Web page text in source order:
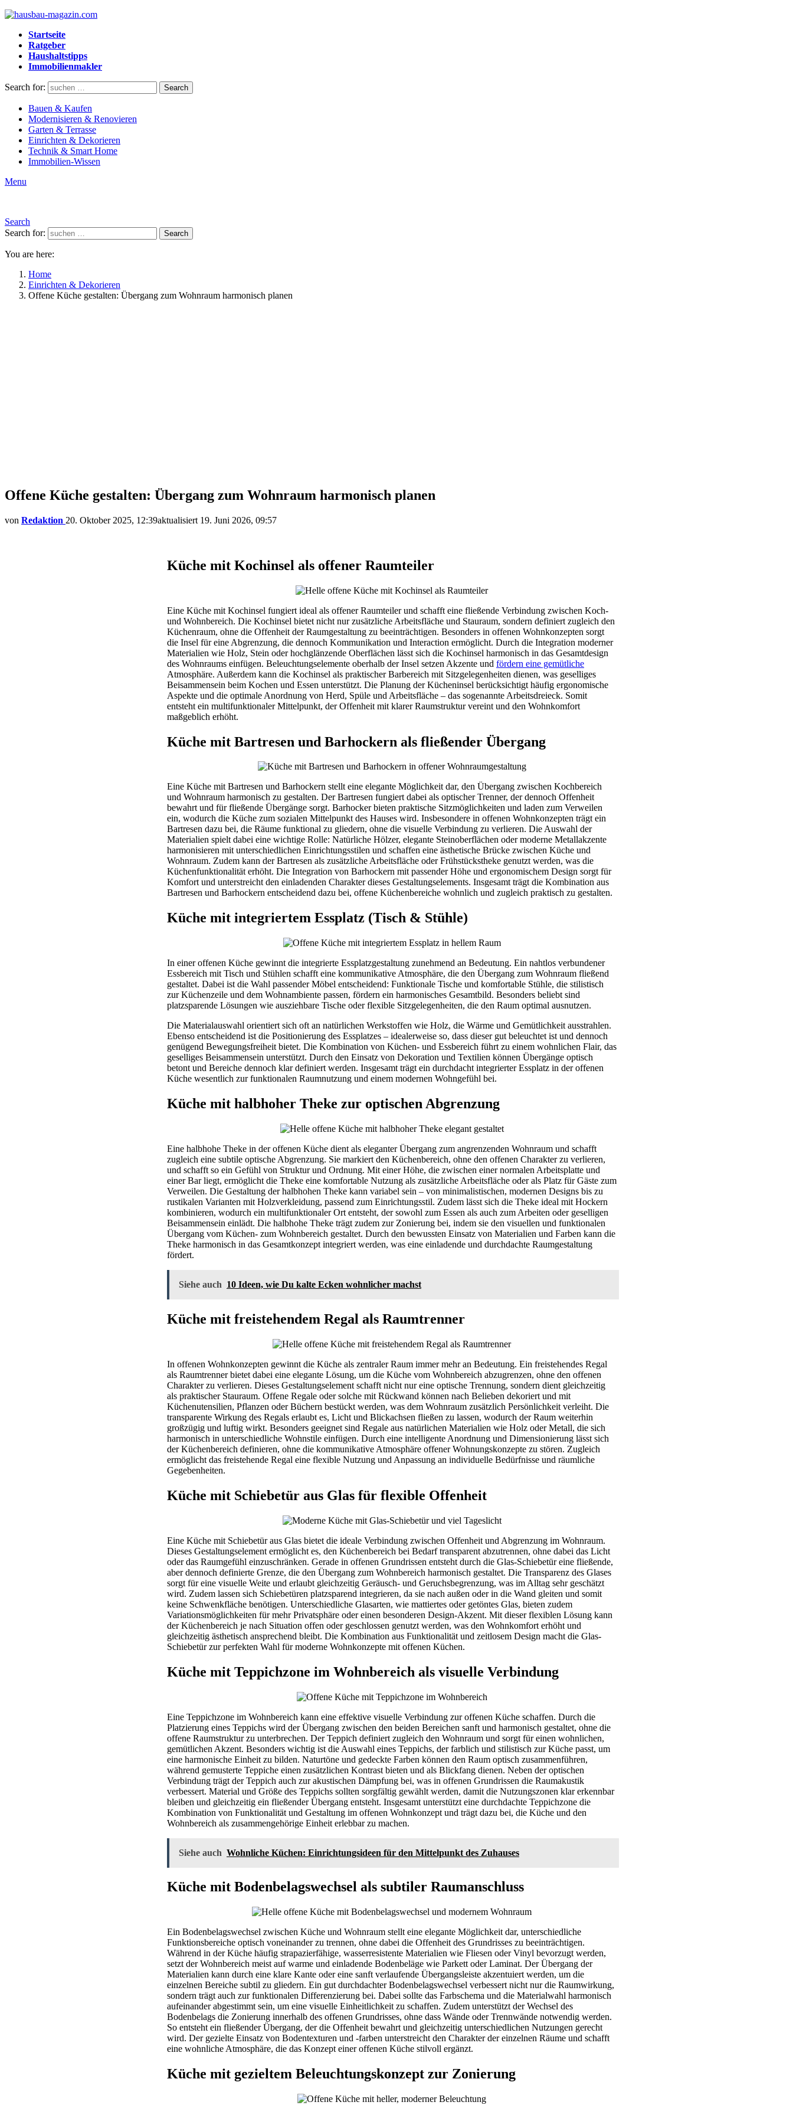
Startseite
Ratgeber
Haushaltstipps
Immobilienmakler
Search for: Search
Bauen & Kaufen
Modernisieren & Renovieren
Garten & Terrasse
Einrichten & Dekorieren
Technik & Smart Home
Immobilien-Wissen
Menu
Search
Search for:
Search
You are here:
Home
Einrichten & Dekorieren
Offene Küche gestalten: Übergang zum Wohnraum harmonisch planen
Offene Küche gestalten: Übergang zum Wohnraum harmonisch planen
von Redaktion 20. Oktober 2025, 12:39aktualisiert 19. Juni 2026, 09:57
Küche mit Kochinsel als offener Raumteiler
Eine Küche mit Kochinsel fungiert ideal als offener Raumteiler und schafft eine fließende Verbindung zwischen Koch-
und Wohnbereich. Die Kochinsel bietet nicht nur zusätzliche Arbeitsfläche und Stauraum, sondern definiert zugleich den
Küchenraum, ohne die Offenheit der Raumgestaltung zu beeinträchtigen. Besonders in offenen Wohnkonzepten sorgt
die Insel für eine Abgrenzung, die dennoch Kommunikation und Interaction ermöglicht. Durch die Integration moderner
Materialien wie Holz, Stein oder hochglänzende Oberflächen lässt sich die Kochinsel harmonisch in das Gesamtdesign
des Wohnraums einfügen. Beleuchtungselemente oberhalb der Insel setzen Akzente und fördern eine gemütliche
Atmosphäre. Außerdem kann die Kochinsel als praktischer Barbereich mit Sitzgelegenheiten dienen, was geselliges
Beisammensein beim Kochen und Essen unterstützt. Die Planung der Kücheninsel berücksichtigt häufig ergonomische
Aspekte und die optimale Anordnung von Herd, Spüle und Arbeitsfläche – das sogenannte Arbeitsdreieck. Somit
entsteht ein multifunktionaler Mittelpunkt, der Offenheit mit klarer Raumstruktur vereint und den Wohnkomfort
maßgeblich erhöht.
Küche mit Bartresen und Barhockern als fließender Übergang
Eine Küche mit Bartresen und Barhockern stellt eine elegante Möglichkeit dar, den Übergang zwischen Kochbereich
und Wohnraum harmonisch zu gestalten. Der Bartresen fungiert dabei als optischer Trenner, der dennoch Offenheit
bewahrt und für fließende Übergänge sorgt. Barhocker bieten praktische Sitzmöglichkeiten und laden zum Verweilen
ein, wodurch die Küche zum sozialen Mittelpunkt des Hauses wird. Insbesondere in offenen Wohnkonzepten trägt ein
Bartresen dazu bei, die Räume funktional zu gliedern, ohne die visuelle Verbindung zu verlieren. Die Auswahl der
Materialien spielt dabei eine wichtige Rolle: Natürliche Hölzer, elegante Steinoberflächen oder moderne Metallakzente
harmonisieren mit unterschiedlichen Einrichtungsstilen und schaffen eine ästhetische Brücke zwischen Küche und
Wohnraum. Zudem kann der Bartresen als zusätzliche Arbeitsfläche oder Frühstückstheke genutzt werden, was die
Küchenfunktionalität erhöht. Die Integration von Barhockern mit passender Höhe und ergonomischem Design sorgt für
Komfort und unterstreicht den einladenden Charakter dieses Gestaltungselements. Insgesamt trägt die Kombination aus
Bartresen und Barhockern entscheidend dazu bei, offene Küchenbereiche wohnlich und zugleich praktisch zu gestalten.
Küche mit integriertem Essplatz (Tisch & Stühle)
In einer offenen Küche gewinnt die integrierte Essplatzgestaltung zunehmend an Bedeutung. Ein nahtlos verbundener
Essbereich mit Tisch und Stühlen schafft eine kommunikative Atmosphäre, die den Übergang zum Wohnraum fließend
gestaltet. Dabei ist die Wahl passender Möbel entscheidend: Funktionale Tische und komfortable Stühle, die stilistisch
zur Küchenzeile und dem Wohnambiente passen, fördern ein harmonisches Gesamtbild. Besonders beliebt sind
platzsparende Lösungen wie ausziehbare Tische oder flexible Sitzgelegenheiten, die den Raum optimal ausnutzen.
Die Materialauswahl orientiert sich oft an natürlichen Werkstoffen wie Holz, die Wärme und Gemütlichkeit ausstrahlen.
Ebenso entscheidend ist die Positionierung des Essplatzes – idealerweise so, dass dieser gut beleuchtet ist und dennoch
genügend Bewegungsfreiheit bietet. Die Kombination von Küchen- und Essbereich führt zu einem wohnlichen Flair, das
geselliges Beisammensein unterstützt. Durch den Einsatz von Dekoration und Textilien können Übergänge optisch
betont und Bereiche dennoch klar definiert werden. Insgesamt trägt ein durchdacht integrierter Essplatz in der offenen
Küche wesentlich zur funktionalen Raumnutzung und einem modernen Wohngefühl bei.
Küche mit halbhoher Theke zur optischen Abgrenzung
Eine halbhohe Theke in der offenen Küche dient als eleganter Übergang zum angrenzenden Wohnraum und schafft
zugleich eine subtile optische Abgrenzung. Sie markiert den Küchenbereich, ohne den offenen Charakter zu verlieren,
und schafft so ein Gefühl von Struktur und Ordnung. Mit einer Höhe, die zwischen einer normalen Arbeitsplatte und
einer Bar liegt, ermöglicht die Theke eine komfortable Nutzung als zusätzliche Arbeitsfläche oder als Platz für Gäste zum
Verweilen. Die Gestaltung der halbhohen Theke kann variabel sein – von minimalistischen, modernen Designs bis zu
rustikalen Varianten mit Holzverkleidung, passend zum Einrichtungsstil. Zudem lässt sich die Theke ideal mit Hockern
kombinieren, wodurch ein multifunktionaler Ort entsteht, der sowohl zum Essen als auch zum Arbeiten oder geselligen
Beisammensein einlädt. Die halbhohe Theke trägt zudem zur Zonierung bei, indem sie den visuellen und funktionalen
Übergang vom Küchen- zum Wohnbereich gestaltet. Durch den bewussten Einsatz von Materialien und Farben kann die
Theke harmonisch in das Gesamtkonzept integriert werden, was eine einladende und durchdachte Raumgestaltung
fördert.
Siehe auch 10 Ideen, wie Du kalte Ecken wohnlicher machst
Küche mit freistehendem Regal als Raumtrenner
In offenen Wohnkonzepten gewinnt die Küche als zentraler Raum immer mehr an Bedeutung. Ein freistehendes Regal
als Raumtrenner bietet dabei eine elegante Lösung, um die Küche vom Wohnbereich abzugrenzen, ohne den offenen
Charakter zu verlieren. Dieses Gestaltungselement schafft nicht nur eine optische Trennung, sondern dient gleichzeitig
als praktischer Stauraum. Offene Regale oder solche mit Rückwand können nach Belieben dekoriert und mit
Küchenutensilien, Pflanzen oder Büchern bestückt werden, was dem Wohnraum zusätzlich Persönlichkeit verleiht. Die
transparente Wirkung des Regals erlaubt es, Licht und Blickachsen fließen zu lassen, wodurch der Raum weiterhin
großzügig und luftig wirkt. Besonders geeignet sind Regale aus natürlichen Materialien wie Holz oder Metall, die sich
harmonisch in unterschiedliche Wohnstile einfügen. Durch eine intelligente Anordnung und Dimensionierung lässt sich
der Küchenbereich definieren, ohne die kommunikative Atmosphäre offener Wohnungskonzepte zu stören. Zugleich
ermöglicht das freistehende Regal eine flexible Nutzung und Anpassung an individuelle Bedürfnisse und räumliche
Gegebenheiten.
Küche mit Schiebetür aus Glas für flexible Offenheit
Eine Küche mit Schiebetür aus Glas bietet die ideale Verbindung zwischen Offenheit und Abgrenzung im Wohnraum.
Dieses Gestaltungselement ermöglicht es, den Küchenbereich bei Bedarf transparent abzutrennen, ohne dabei das Licht
oder das Raumgefühl einzuschränken. Gerade in offenen Grundrissen entsteht durch die Glas-Schiebetür eine fließende,
aber dennoch definierte Grenze, die den Übergang zum Wohnbereich harmonisch gestaltet. Die Transparenz des Glases
sorgt für eine visuelle Weite und erlaubt gleichzeitig Geräusch- und Geruchsbegrenzung, was im Alltag sehr geschätzt
wird. Zudem lassen sich Schiebetüren platzsparend integrieren, da sie nach außen oder in die Wand gleiten und somit
keine Schwenkfläche benötigen. Unterschiedliche Glasarten, wie mattiertes oder getöntes Glas, bieten zudem
Variationsmöglichkeiten für mehr Privatsphäre oder einen besonderen Design-Akzent. Mit dieser flexiblen Lösung kann
der Küchenbereich je nach Situation offen oder geschlossen genutzt werden, was den Wohnkomfort erhöht und
gleichzeitig ästhetisch ansprechend bleibt. Die Kombination aus Funktionalität und zeitlosem Design macht die Glas-
Schiebetür zur perfekten Wahl für moderne Wohnkonzepte mit offenen Küchen.
Küche mit Teppichzone im Wohnbereich als visuelle Verbindung
Eine Teppichzone im Wohnbereich kann eine effektive visuelle Verbindung zur offenen Küche schaffen. Durch die
Platzierung eines Teppichs wird der Übergang zwischen den beiden Bereichen sanft und harmonisch gestaltet, ohne die
offene Raumstruktur zu unterbrechen. Der Teppich definiert zugleich den Wohnraum und sorgt für einen wohnlichen,
gemütlichen Akzent. Besonders wichtig ist die Auswahl eines Teppichs, der farblich und stilistisch zur Küche passt, um
eine harmonische Einheit zu bilden. Naturtöne und gedeckte Farben können den Raum optisch zusammenführen,
während gemusterte Teppiche einen zusätzlichen Kontrast bieten und als Blickfang dienen. Neben der optischen
Verbindung trägt der Teppich auch zur akustischen Dämpfung bei, was in offenen Grundrissen die Raumakustik
verbessert. Material und Größe des Teppichs sollten sorgfältig gewählt werden, damit die Nutzungszonen klar erkennbar
bleiben und gleichzeitig ein fließender Übergang entsteht. Insgesamt unterstützt eine durchdachte Teppichzone die
Kombination von Funktionalität und Gestaltung im offenen Wohnkonzept und trägt dazu bei, die Küche und den
Wohnbereich als zusammengehörige Einheit erlebbar zu machen.
Siehe auch Wohnliche Küchen: Einrichtungsideen für den Mittelpunkt des Zuhauses
Küche mit Bodenbelagswechsel als subtiler Raumanschluss
Ein Bodenbelagswechsel zwischen Küche und Wohnraum stellt eine elegante Möglichkeit dar, unterschiedliche
Funktionsbereiche optisch voneinander zu trennen, ohne dabei die Offenheit des Grundrisses zu beeinträchtigen.
Während in der Küche häufig strapazierfähige, wasserresistente Materialien wie Fliesen oder Vinyl bevorzugt werden,
setzt der Wohnbereich meist auf warme und einladende Bodenbeläge wie Parkett oder Laminat. Der Übergang der
Materialien kann durch eine klare Kante oder eine sanft verlaufende Übergangsleiste akzentuiert werden, um die
einzelnen Bereiche subtil zu gliedern. Ein gut durchdachter Bodenbelagswechsel verbessert nicht nur die Raumwirkung,
sondern trägt auch zur funktionalen Differenzierung bei. Dabei sollte das Farbschema und die Materialwahl harmonisch
aufeinander abgestimmt sein, um eine visuelle Einheitlichkeit zu schaffen. Zudem unterstützt der Wechsel des
Bodenbelags die Zonierung innerhalb des offenen Grundrisses, ohne dass Wände oder Trennwände notwendig werden.
So entsteht ein fließender Übergang, der die Offenheit bewahrt und gleichzeitig unterschiedlichen Nutzungen gerecht
wird. Der gezielte Einsatz von Bodentexturen und -farben unterstreicht den Charakter der einzelnen Räume und schafft
eine wohnliche Atmosphäre, die das Konzept einer offenen Küche stilvoll ergänzt.
Küche mit gezieltem Beleuchtungskonzept zur Zonierung